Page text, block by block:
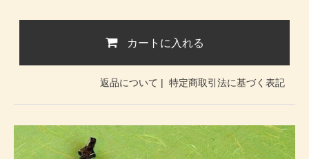
カートに入れる
返品について | 特定商取引法に基づく表記